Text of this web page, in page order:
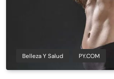
Belleza Y Salud PY.COM